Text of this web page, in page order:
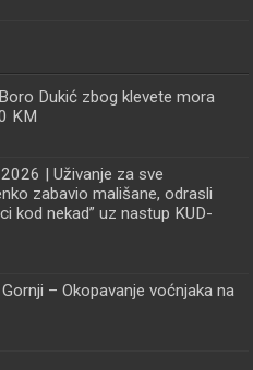
Dukić zbog klevete mora
KM
| Uživanje za sve
zabavio mališane, odrasli
kod nekad” uz nastup KUD-
– Okopavanje voćnjaka na